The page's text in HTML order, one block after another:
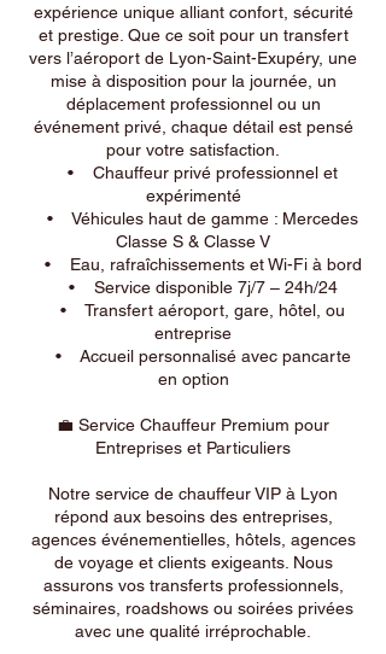
expérience unique alliant confort, sécurité
et prestige. Que ce soit pour un transfert
vers l’aéroport de Lyon-Saint-Exupéry, une
mise à disposition pour la journée, un
déplacement professionnel ou un
événement privé, chaque détail est pensé
pour votre satisfaction.
• Chauffeur privé professionnel et
expérimenté
• Véhicules haut de gamme : Mercedes
Classe S & Classe V
• Eau, rafraîchissements et Wi-Fi à bord
• Service disponible 7j/7 – 24h/24
• Transfert aéroport, gare, hôtel, ou
entreprise
• Accueil personnalisé avec pancarte
en option
💼 Service Chauffeur Premium pour
Entreprises et Particuliers
Notre service de chauffeur VIP à Lyon
répond aux besoins des entreprises,
agences événementielles, hôtels, agences
de voyage et clients exigeants. Nous
assurons vos transferts professionnels,
séminaires, roadshows ou soirées privées
avec une qualité irréprochable.